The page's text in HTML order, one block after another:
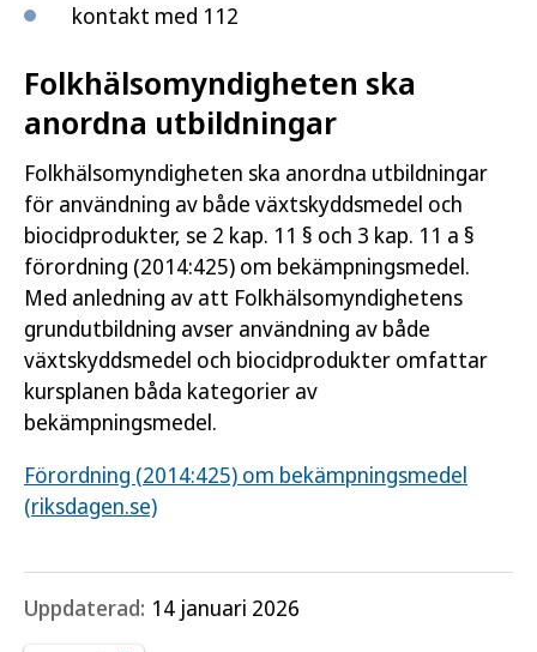
kontakt med 112
Folkhälsomyndigheten ska
anordna utbildningar
Folkhälsomyndigheten ska anordna utbildningar
för användning av både växtskyddsmedel och
biocidprodukter, se 2 kap. 11 § och 3 kap. 11 a §
förordning (2014:425) om bekämpningsmedel.
Med anledning av att Folkhälsomyndighetens
grundutbildning avser användning av både
växtskyddsmedel och biocidprodukter omfattar
kursplanen båda kategorier av
bekämpningsmedel.
Förordning (2014:425) om bekämpningsmedel
(riksdagen.se)
Uppdaterad: 14 januari 2026